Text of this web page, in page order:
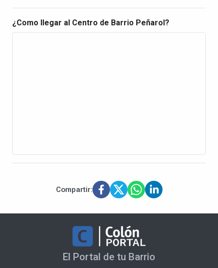
¿Como llegar al Centro de Barrio Peñarol?
Compartir:
El Portal de tu Barrio